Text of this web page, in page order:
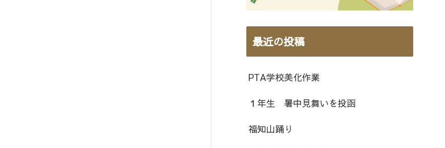
最近の投稿
PTA学校美化作業
１年生 暑中見舞いを投函
福知山踊り